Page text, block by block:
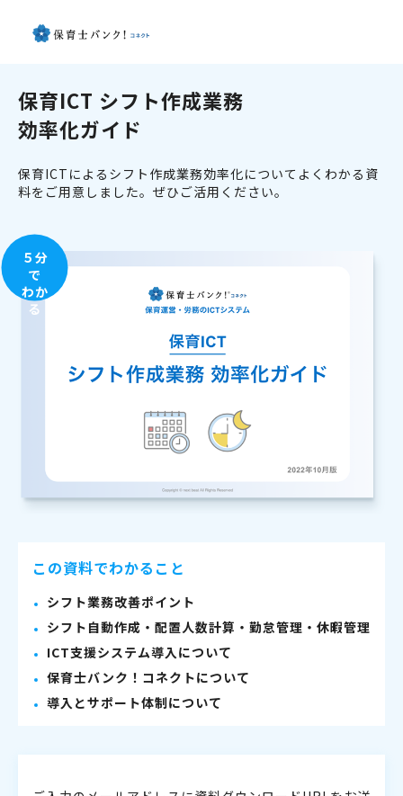
保育ICT シフト作成業務
効率化ガイド
保育ICTによるシフト作成業務効率化についてよくわかる資
料をご用意しました。ぜひご活用ください。
５分
で
わか
る
この資料でわかること
シフト業務改善ポイント
シフト自動作成・配置人数計算・勤怠管理・休暇管理
ICT支援システム導入について
保育士バンク！コネクトについて
導入とサポート体制について